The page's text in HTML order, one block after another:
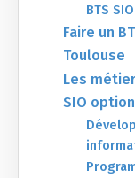
BTS
Faire un
Toulouse
Les
SIO option